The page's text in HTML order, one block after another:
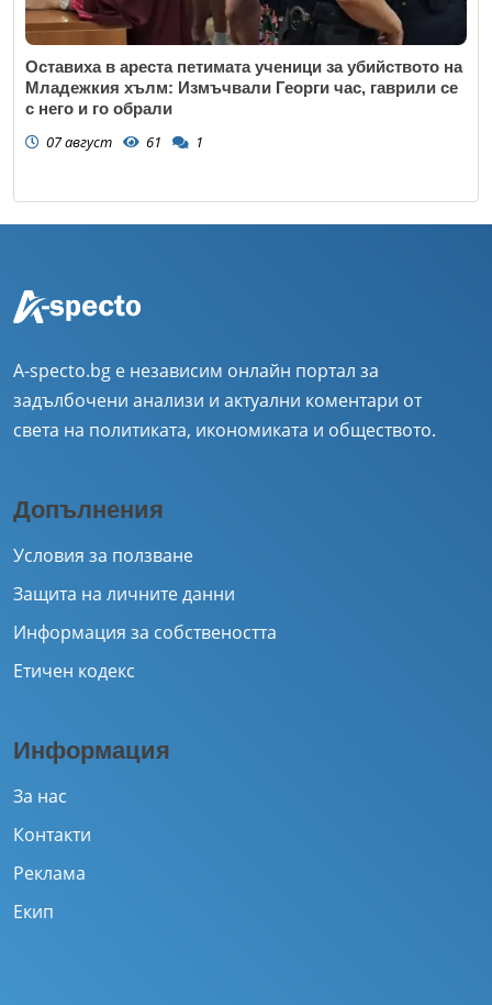
Оставиха в ареста петимата ученици за убийството на
Младежкия хълм: Измъчвали Георги час, гаврили се
с него и го обрали
07 август 61 1
A-specto.bg е независим онлайн портал за
задълбочени анализи и актуални коментари от
света на политиката, икономиката и обществото.
Допълнения
Условия за ползване
Защита на личните данни
Информация за собствеността
Етичен кодекс
Информация
За нас
Контакти
Реклама
Екип